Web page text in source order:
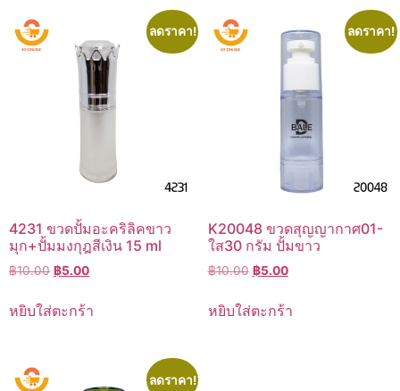
ลดราคา!
4231 ขวดปั้มอะคริลิคขาว
มุก+ปั้มมงกุฎสีเงิน 15 ml
฿10.00 Original
was:
฿5.00Current
is:
หยิบใส่ตะกร้า
ลดราคา!
K20048 ขวดสุญญากาศ01-
ใส30 กรัม ปั้มขาว
฿10.00 Original
was:
฿5.00Current
is:
หยิบใส่ตะกร้า
ลดราคา!